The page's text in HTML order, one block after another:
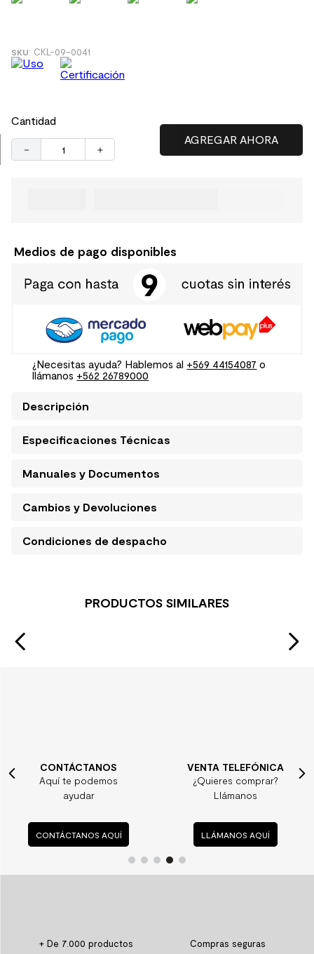
: CKL-09-0041
Cantidad
＋
－
Medios de pago disponibles
¿Necesitas ayuda? Hablemos al +569 44154087 o
llámanos +562 26789000
Descripción
Especificaciones Técnicas
Manuales y Documentos
Cambios y Devoluciones
Condiciones de despacho
PRODUCTOS SIMILARES
CONTÁCTANOS
Aquí te podemos
ayudar
CONTÁCTANOS AQUÍ
VENTA TELEFÓNICA
¿Quieres comprar?
Llámanos
LLÁMANOS AQUÍ
+ De 7.000 productos Compras seguras